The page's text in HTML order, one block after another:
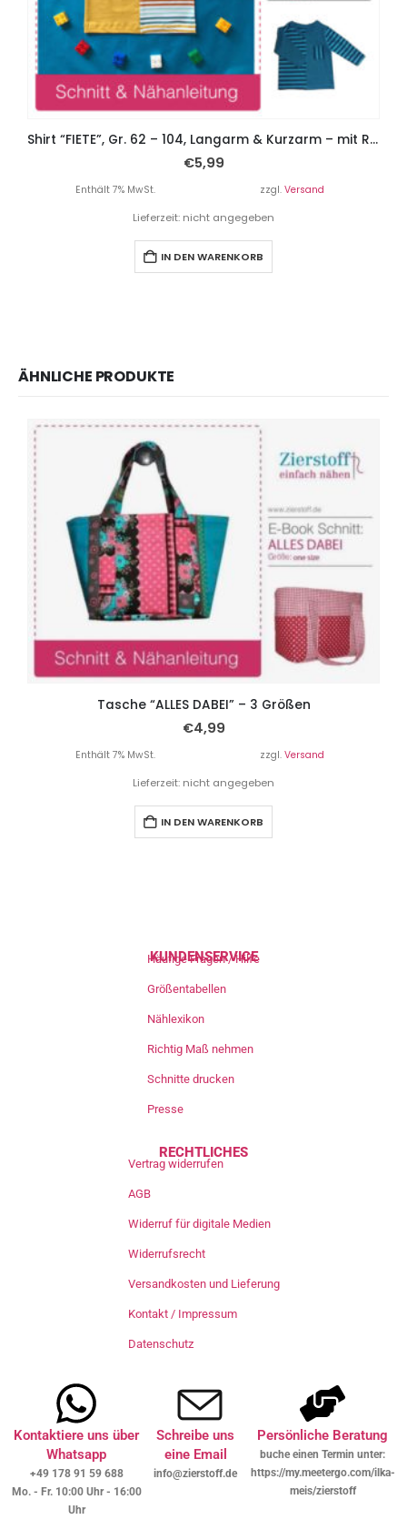
Shirt “FIETE”, Gr. 62 – 104, Langarm & Kurzarm – mit Rundhals oder V-Ausschnitt
€5,99
Enthält 7% MwSt. zzgl. Versand
Lieferzeit: nicht angegeben
IN DEN WARENKORB
ÄHNLICHE PRODUKTE
Tasche “ALLES DABEI” – 3 Größen
€4,99
Enthält 7% MwSt. zzgl. Versand
Lieferzeit: nicht angegeben
IN DEN WARENKORB
KUNDENSERVICE
Häufige Fragen / Hilfe
Größentabellen
Nählexikon
Richtig Maß nehmen
Schnitte drucken
Presse
RECHTLICHES
Vertrag widerrufen
AGB
Widerruf für digitale Medien
Widerrufsrecht
Versandkosten und Lieferung
Kontakt / Impressum
Datenschutz
Kontaktiere uns über
Whatsapp
+49 178 91 59 688
Mo. - Fr. 10:00 Uhr - 16:00
Uhr
Schreibe uns
eine Email
info@zierstoff.de
Persönliche Beratung
buche einen Termin unter:
https://my.meetergo.com/ilka-
meis/zierstoff